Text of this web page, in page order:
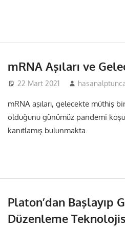
mRNA Aşıları ve
22 Mart 2021
mRNA aşıları, gelecekte müthiş
olduğunu günümüz pandemi
kanıtlamış bulunmakta.
Platon’dan Başlayıp
Düzenleme